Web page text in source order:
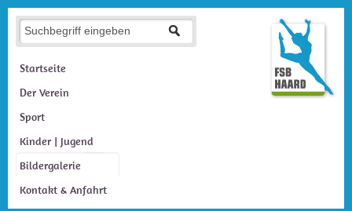
Startseite
Der Verein
Sport
Kinder | Jugend
Bildergalerie
Kontakt & Anfahrt